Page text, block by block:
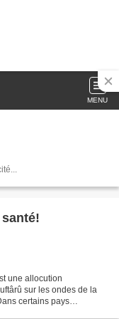
MENU
une allocution
sur les ondes de la
certains pays